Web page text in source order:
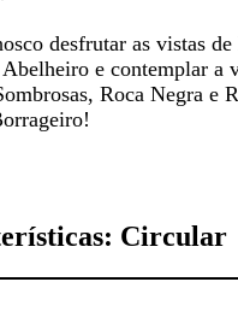
desfrutar as vistas de
e contemplar a
Roca Negra e
Circular